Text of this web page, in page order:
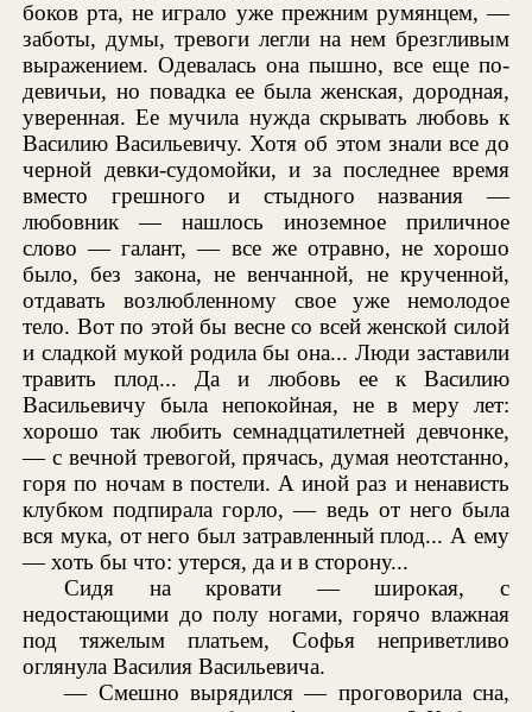
боков рта, не играло уже прежним румянцем, —
заботы, думы, тревоги легли на нем брезгливым
выражением. Одевалась она пышно, все еще по-
девичьи, но повадка ее была женская, дородная,
уверенная. Ее мучила нужда скрывать любовь к
Василию Васильевичу. Хотя об этом знали все до
черной девки-судомойки, и за последнее время
вместо грешного и стыдного названия —
любовник — нашлось иноземное приличное
слово — галант, — все же отравно, не хорошо
было, без закона, не венчанной, не крученной,
отдавать возлюбленному свое уже немолодое
тело. Вот по этой бы весне со всей женской силой
и сладкой мукой родила бы она... Люди заставили
травить плод... Да и любовь ее к Василию
Васильевичу была непокойная, не в меру лет:
хорошо так любить семнадцатилетней девчонке,
— с вечной тревогой, прячась, думая неотстанно,
горя по ночам в постели. А иной раз и ненависть
клубком подпирала горло, — ведь от него была
вся мука, от него был затравленный плод... А ему
— хоть бы что: утерся, да и в сторону...
Сидя на кровати — широкая, с
недостающими до полу ногами, горячо влажная
под тяжелым платьем, Софья неприветливо
оглянула Василия Васильевича.
— Смешно вырядился — проговорила сна,